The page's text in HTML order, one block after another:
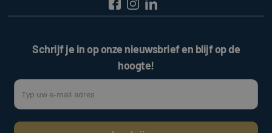
Schrijf je in op onze nieuwsbrief en blijf op de
hoogte!